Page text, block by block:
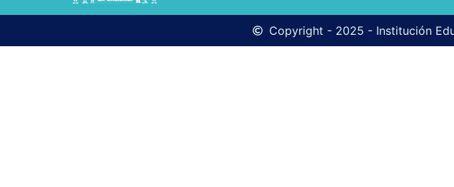
Copyright - 2025 - Institución